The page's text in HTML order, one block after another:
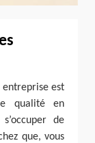
entreprise est
qualité en
de
que, vous